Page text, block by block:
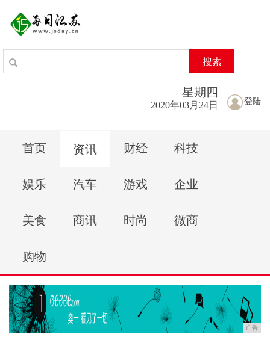
搜索
登陆
星期 四
2020年03月24日
首页 资讯 财经 科技
娱乐 汽车 游戏 企业
美食 商讯 时尚 微商
购物
广告